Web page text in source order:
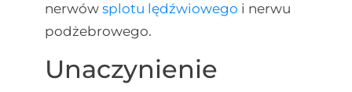
nerwów splotu lędźwiowego i nerwu
podżebrowego.
Unaczynienie